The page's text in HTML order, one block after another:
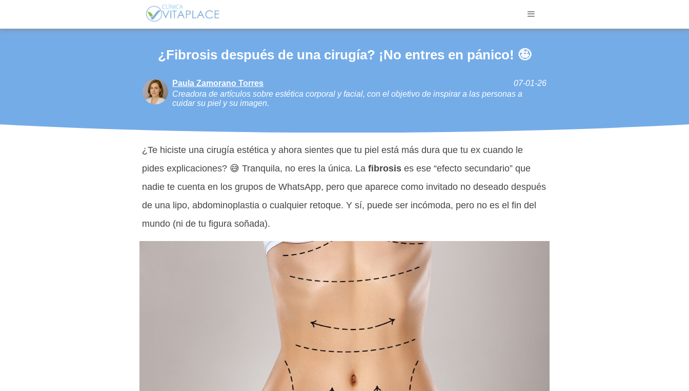
¿Fibrosis después de una cirugía? ¡No entres en pánico! 🤪
Paula Zamorano Torres
07-01-26
Creadora de artículos sobre estética corporal y facial, con el objetivo de inspirar a las personas a
cuidar su piel y su imagen.
¿Te hiciste una cirugía estética y ahora sientes que tu piel está más dura que tu ex cuando le
pides explicaciones? 😅 Tranquila, no eres la única. La fibrosises ese “efecto secundario” que
nadie te cuenta en los grupos de WhatsApp, pero que aparece como invitado no deseado después
de una lipo, abdominoplastia o cualquier retoque. Y sí, puede ser incómoda, pero no es el fin del
mundo (ni de tu figura soñada).